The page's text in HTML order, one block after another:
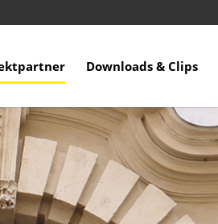
Downloads & Clips